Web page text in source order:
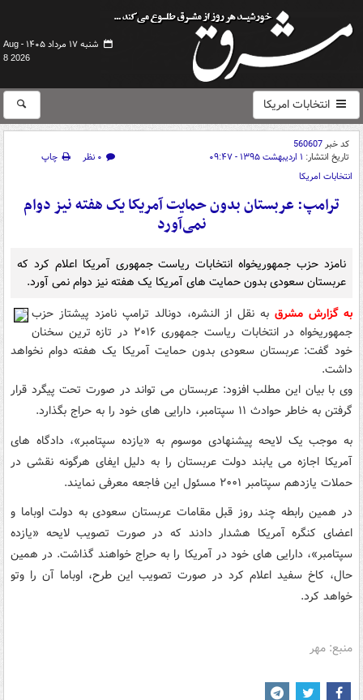
شنبه ۱۷ مرداد ۱۴۰۵ -
Aug
8 2026
انتخابات امریکا
کد خبر560607
تاریخ انتشار: ۱ اردیبهشت ۱۳۹۵ - ۰۹:۴۷ ۰ نظر
چاپ
انتخابات امریکا
ترامپ: عربستان بدون حمایت آمریکا یک هفته نیز دوام
نمی‌آورد
نامزد حزب جمهوریخواه انتخابات ریاست جمهوری آمریکا اعلام کرد که
عربستان سعودی بدون حمایت های آمریکا یک هفته نیز دوام نمی آورد.
به گزارش مشرقبه نقل از النشره، دونالد ترامپ نامزد پیشتاز حزب
جمهوریخواه در انتخابات ریاست جمهوری ۲۰۱۶ در تازه ترین سخنان
خود گفت: عربستان سعودی بدون حمایت آمریکا یک هفته دوام نخواهد
داشت.
وی با بیان این مطلب افزود: عربستان می تواند در صورت تحت پیگرد قرار
گرفتن به خاطر حوادث ۱۱ سپتامبر، دارایی های خود را به حراج بگذارد.
به موجب یک لایحه پیشنهادی موسوم به «یازده سپتامبر»، دادگاه های
آمریکا اجازه می یابند دولت عربستان را به دلیل ایفای هرگونه نقشی در
حملات یازدهم سپتامبر ۲۰۰۱ مسئول این فاجعه معرفی نمایند.
در همین رابطه چند روز قبل مقامات عربستان سعودی به دولت اوباما و
اعضای کنگره آمریکا هشدار دادند که در صورت تصویب لایحه «یازده
سپتامبر»، دارایی های خود در آمریکا را به حراج خواهند گذاشت. در همین
حال، کاخ سفید اعلام کرد در صورت تصویب این طرح، اوباما آن را وتو
خواهد کرد.
منبع: مهر